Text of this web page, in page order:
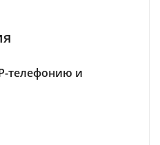
телефонию и